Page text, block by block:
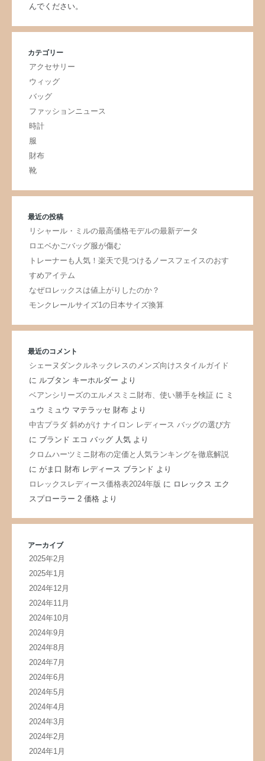
んでください。
カテゴリー
アクセサリー
ウィッグ
バッグ
ファッションニュース
時計
服
財布
靴
最近の投稿
リシャール・ミルの最高価格モデルの最新データ
ロエベかごバッグ服が傷む
トレーナーも人気！楽天で見つけるノースフェイスのおす
すめアイテム
なぜロレックスは値上がりしたのか？
モンクレールサイズ1の日本サイズ換算
最近のコメント
シェーヌダンクルネックレスのメンズ向けスタイルガイド
に ルブタン キーホルダー より
ベアンシリーズのエルメスミニ財布、使い勝手を検証に ミ
ュウ ミュウ マテラッセ 財布より
中古プラダ 斜めがけ ナイロン レディース バッグの選び方
に ブランド エコ バッグ 人気より
クロムハーツミニ財布の定価と人気ランキングを徹底解説
に がま口 財布 レディース ブランド より
ロレックスレディース価格表2024年版 に ロレックス エク
スプローラー 2 価格より
アーカイブ
2025年2月
2025年1月
2024年12月
2024年11月
2024年10月
2024年9月
2024年8月
2024年7月
2024年6月
2024年5月
2024年4月
2024年3月
2024年2月
2024年1月